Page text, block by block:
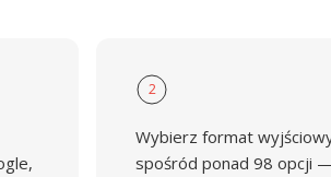
2
Wybierz format
spośród ponad 98 opcji